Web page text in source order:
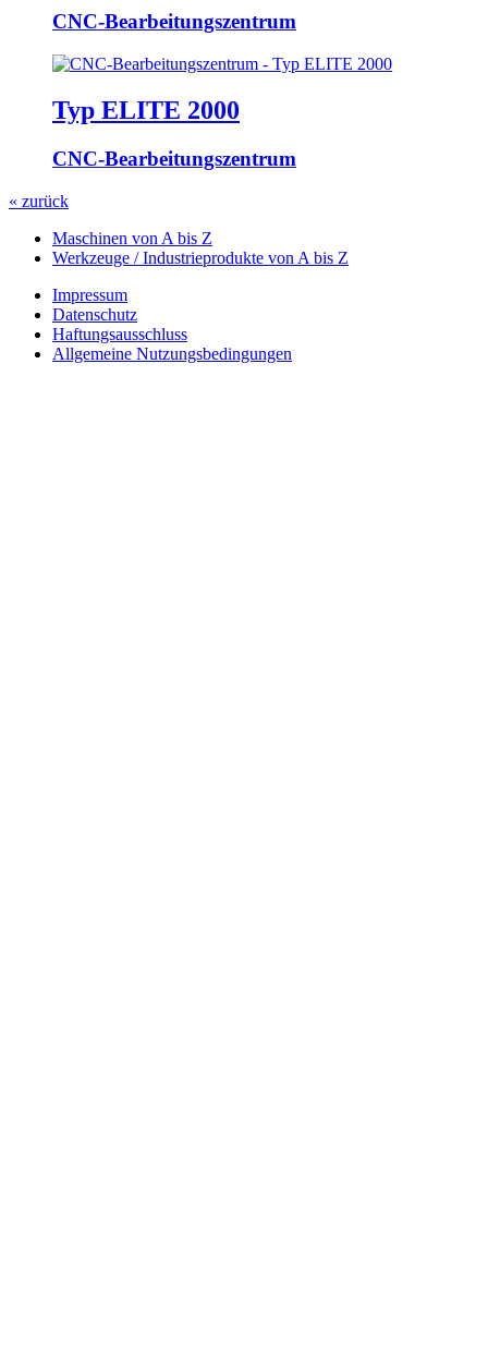
CNC-Bearbeitungszentrum
Typ ELITE 2000
CNC-Bearbeitungszentrum
« zurück
Maschinen von A bis Z
Werkzeuge / Industrieprodukte von A bis Z
Impressum
Datenschutz
Haftungsausschluss
Allgemeine Nutzungsbedingungen